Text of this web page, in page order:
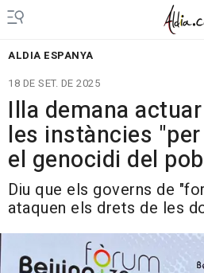
ALDIA ESPANYA
18 DE SET. DE 2025
Illa demana
les instàncies
el genocidi del
Diu que els governs de
ataquen els drets de les